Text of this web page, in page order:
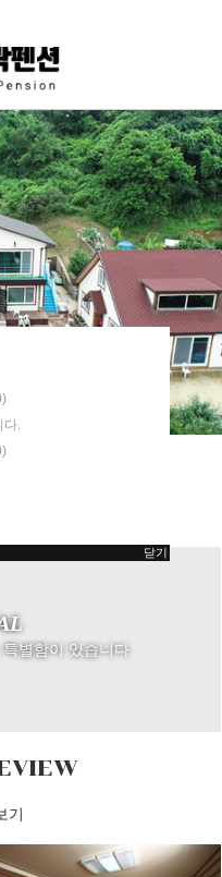
다.
닫기
별함이 있습니다
기